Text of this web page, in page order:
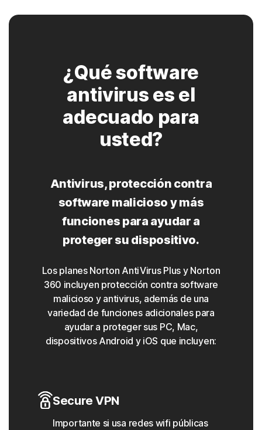
¿Qué software
antivirus es el
adecuado para
usted?
Antivirus, protección contra
software malicioso y más
funciones para ayudar a
proteger su dispositivo.
Los planes Norton AntiVirus Plus y Norton
360 incluyen protección contra software
malicioso y antivirus, además de una
variedad de funciones adicionales para
ayudar a proteger sus PC, Mac,
dispositivos Android y iOS que incluyen:
Secure VPN
Importante si usa redes wifi públicas